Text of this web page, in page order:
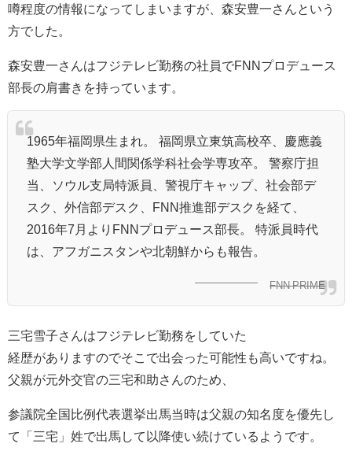
噂程度の情報になってしまいますが、森安豊一さんという
方でした。
森安豊一さんはフジテレビ勤務の社員でFNNプロデュース
部長の肩書きを持っています。
1965年福岡県生まれ。 福岡県立東筑高校卒、慶應義
塾大学文学部人間関係学科社会学専攻卒。 警察庁担
当、ソウル支局特派員、警視庁キャップ、社会部デ
スク、外信部デスク、FNN推進部デスクを経て、
2016年7月よりFNNプロデュース部長。 特派員時代
は、アフガニスタンや北朝鮮からも報告。
FNN PRIME
三宅雪子さんはフジテレビ勤務をしていた
経歴がありますのでそこで出会った可能性も高いですね。
父親が元外交官の三宅和助さんのため、
参議院全国比例代表選挙出馬当時は父親の知名度を優先し
て「三宅」姓で出馬して以降使い続けているようです。